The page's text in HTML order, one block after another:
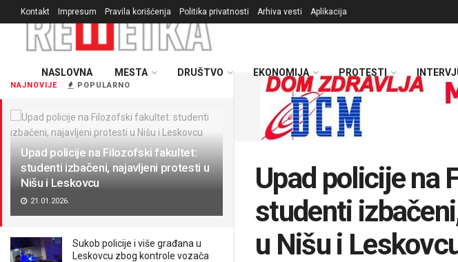
NAJNOVIJE POPULARNO
Upad policije na Filozofski fakultet:
studenti izbačeni, najavljeni protesti u
Nišu i Leskovcu
21.01.2026.
Sukob policije i više građana u
Leskovcu zbog kontrole vozača
Kontakt Impresum Pravila korišćenja Politika privatnosti Arhiva vesti Aplikacija
NASLOVNA MESTA DRUŠTVO EKONOMIJA PROTESTI
Upad policije na
studenti
u Nišu i